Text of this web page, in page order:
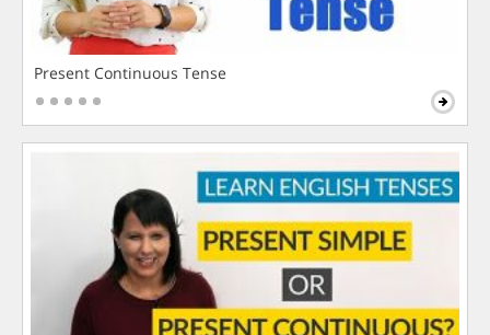
Present Continuous Tense